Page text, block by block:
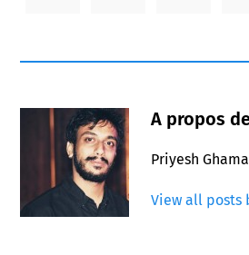
A propos
Priyesh
View all posts